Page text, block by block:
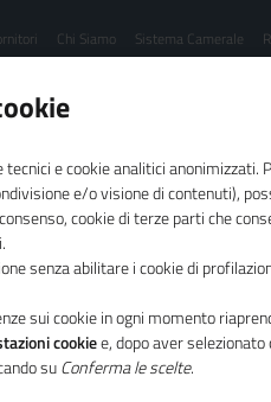
Chi Siamo Sistema Camerale
il sistema camerale
nelle competenze e
Eurochambres sul nuovo
e cookie analitici anonimizzati.
e/o visione di contenuti),
cookie di terze parti che
senza abilitare i cookie di
sui cookie in ogni momento
cookiee, dopo aver
suConferma le scelte.